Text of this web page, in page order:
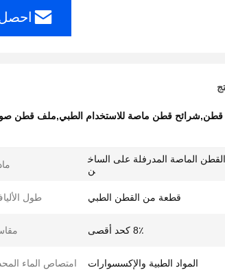
الماصة المدرفلة على الساخ
ن
قطعة من القطن الطبي طول
8٪ كحد أقصى
المواد الطبية والإكسسوارات امتصاص الماء